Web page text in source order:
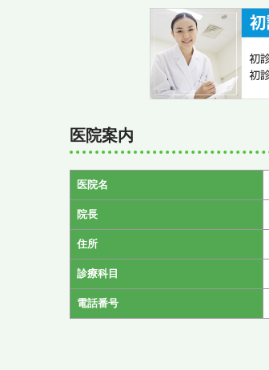
医院案内
医院名
院長
住所
診療科目
電話番号